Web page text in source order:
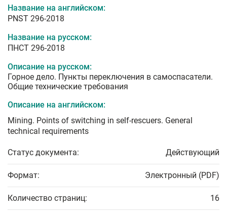
Название на английском:
PNST 296-2018
Название на русском:
ПНСТ 296-2018
Описание на русском:
Горное дело. Пункты переключения в самоспасатели.
Общие технические требования
Описание на английском:
Mining. Points of switching in self-rescuers. General
technical requirements
Статус документа: Действующий
Формат: Электронный (PDF)
Количество страниц: 16